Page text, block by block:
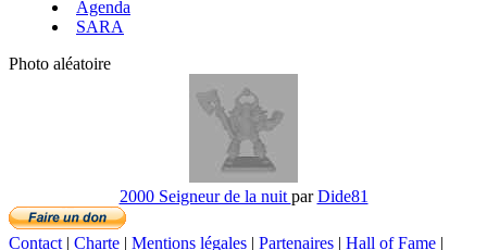
Agenda
SARA
Photo aléatoire
2000 Seigneur de la nuitparDide81
Contact| Charte | Mentions légales | Partenaires | Hall of Fame |